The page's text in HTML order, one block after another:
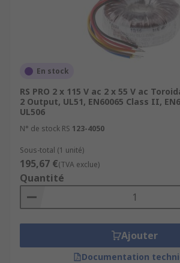
En stock
RS PRO 2 x 115 V ac 2 x 55 V ac
2 Output, UL51, EN60065 Class II,
UL506
N° de stock RS 123-4050
Sous-total (1 unité)
195,67 €(TVA exclue)
Quantité
Ajouter
Documentation